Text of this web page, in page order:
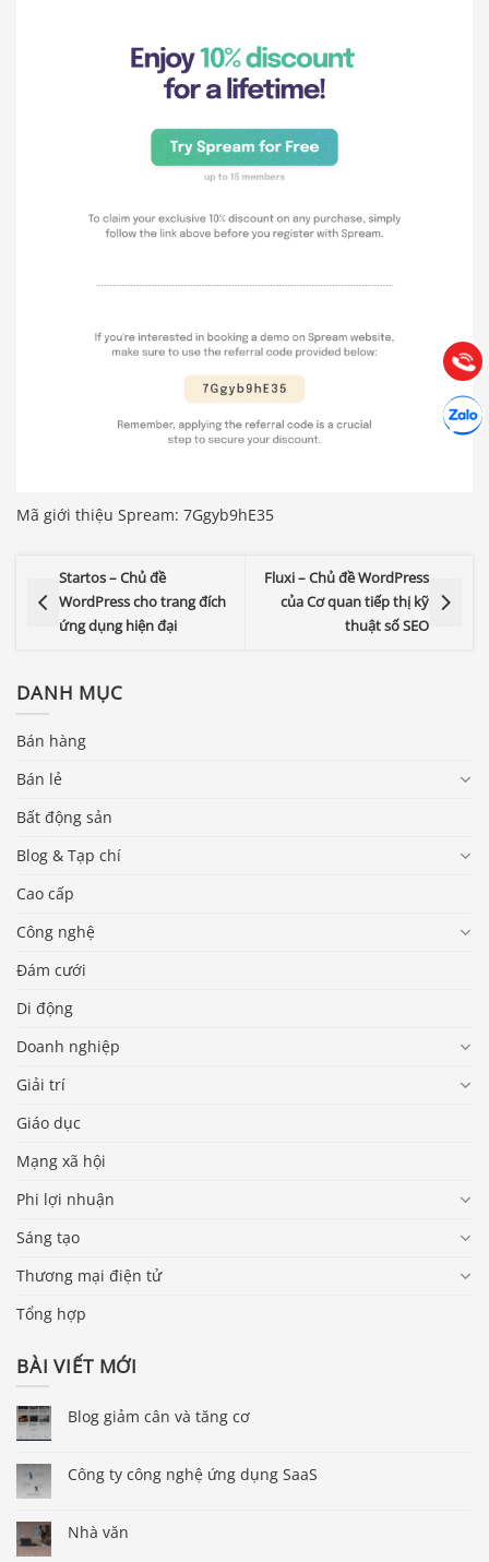
Mã giới thiệu Spream: 7Ggyb9hE35
Startos – Chủ đề
WordPress cho trang đích
ứng dụng hiện đại
Fluxi – Chủ đề WordPress
của Cơ quan tiếp thị kỹ
thuật số SEO
DANH MỤC
Bán hàng
Bán lẻ
Bất động sản
Blog & Tạp chí
Cao cấp
Công nghệ
Đám cưới
Di động
Doanh nghiệp
Giải trí
Giáo dục
Mạng xã hội
Phi lợi nhuận
Sáng tạo
Thương mại điện tử
Tổng hợp
BÀI VIẾT MỚI
Blog giảm cân và tăng cơ
Công ty công nghệ ứng dụng SaaS
Nhà văn
Gọi
Báo giá & Đặt hàng:
(028) 22.166.144
Chát
Tư vấn